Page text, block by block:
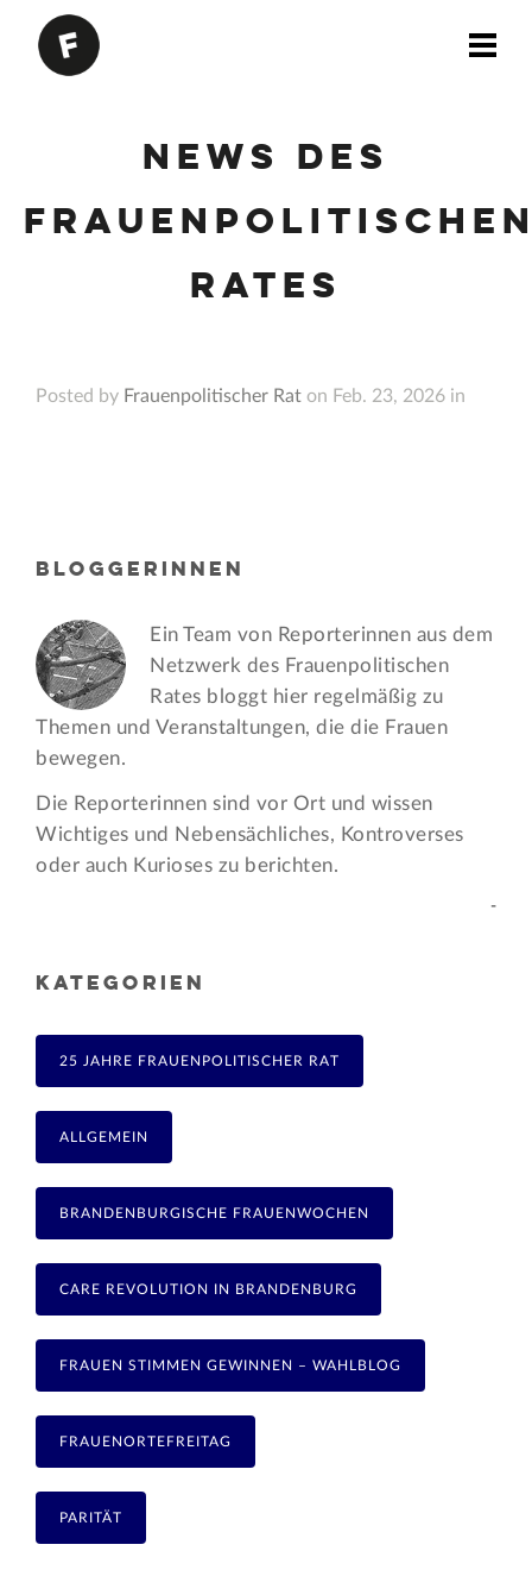
News des
Rates
Posted by Frauenpolitischer Rat on Feb. 23, 2026 in
BLOGGERINNEN
Ein Team von Reporterinnen aus dem
Netzwerk des Frauen­politischen
Rates bloggt hier regelmäßig zu
Themen und Veran­staltungen, die die Frauen
bewegen.
Die Reporterinnen sind vor Ort und wissen
Wichtiges und Nebensächliches, Kontroverses
oder auch Kurioses zu berichten.
-
KATEGORIEN
25 JAHRE FRAUENPOLITISCHER RAT
ALLGEMEIN
BRANDENBURGISCHE FRAUENWOCHEN
CARE REVOLUTION IN BRANDENBURG
FRAUEN STIMMEN GEWINNEN – WAHLBLOG
FRAUENORTEFREITAG
PARITÄT